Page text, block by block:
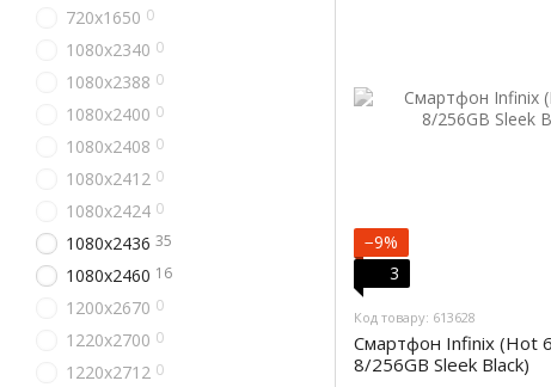
−9%
3
Код товару: 613628
Смартфон Infinix (Hot
8/256GB Sleek Black)
720x1650 0
1080x2340 0
1080x2388 0
1080x2400 0
1080x2408 0
1080x2412 0
1080x2424 0
1080x2436 35
1080x2460 16
1200x2670 0
1220x2700 0
1220x2712 0